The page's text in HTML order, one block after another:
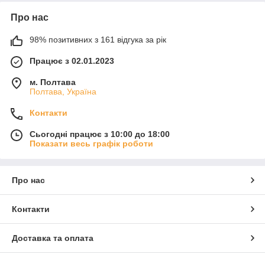
Про нас
98% позитивних з 161 відгука за рік
Працює з 02.01.2023
м. Полтава
Полтава, Україна
Контакти
Сьогодні працює з 10:00 до 18:00
Показати весь графік роботи
Про нас
Контакти
Доставка та оплата